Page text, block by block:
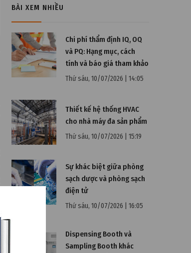
BÀI XEM NHIỀU
Chi phí thẩm định IQ, OQ
và PQ: Hạng mục, cách
tính và báo giá tham khảo
Thứ sáu, 10/07/2026 | 14:05
Thiết kế hệ thống HVAC
cho nhà máy đa sản phẩm
Thứ sáu, 10/07/2026 | 15:19
Sự khác biệt giữa phòng
sạch dược và phòng sạch
điện tử
Thứ sáu, 10/07/2026 | 16:05
Dispensing Booth và
Sampling Booth khác